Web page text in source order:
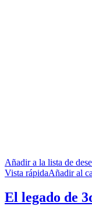
Añadir a la lista de
Vista rápidaAñadir al
El legado de